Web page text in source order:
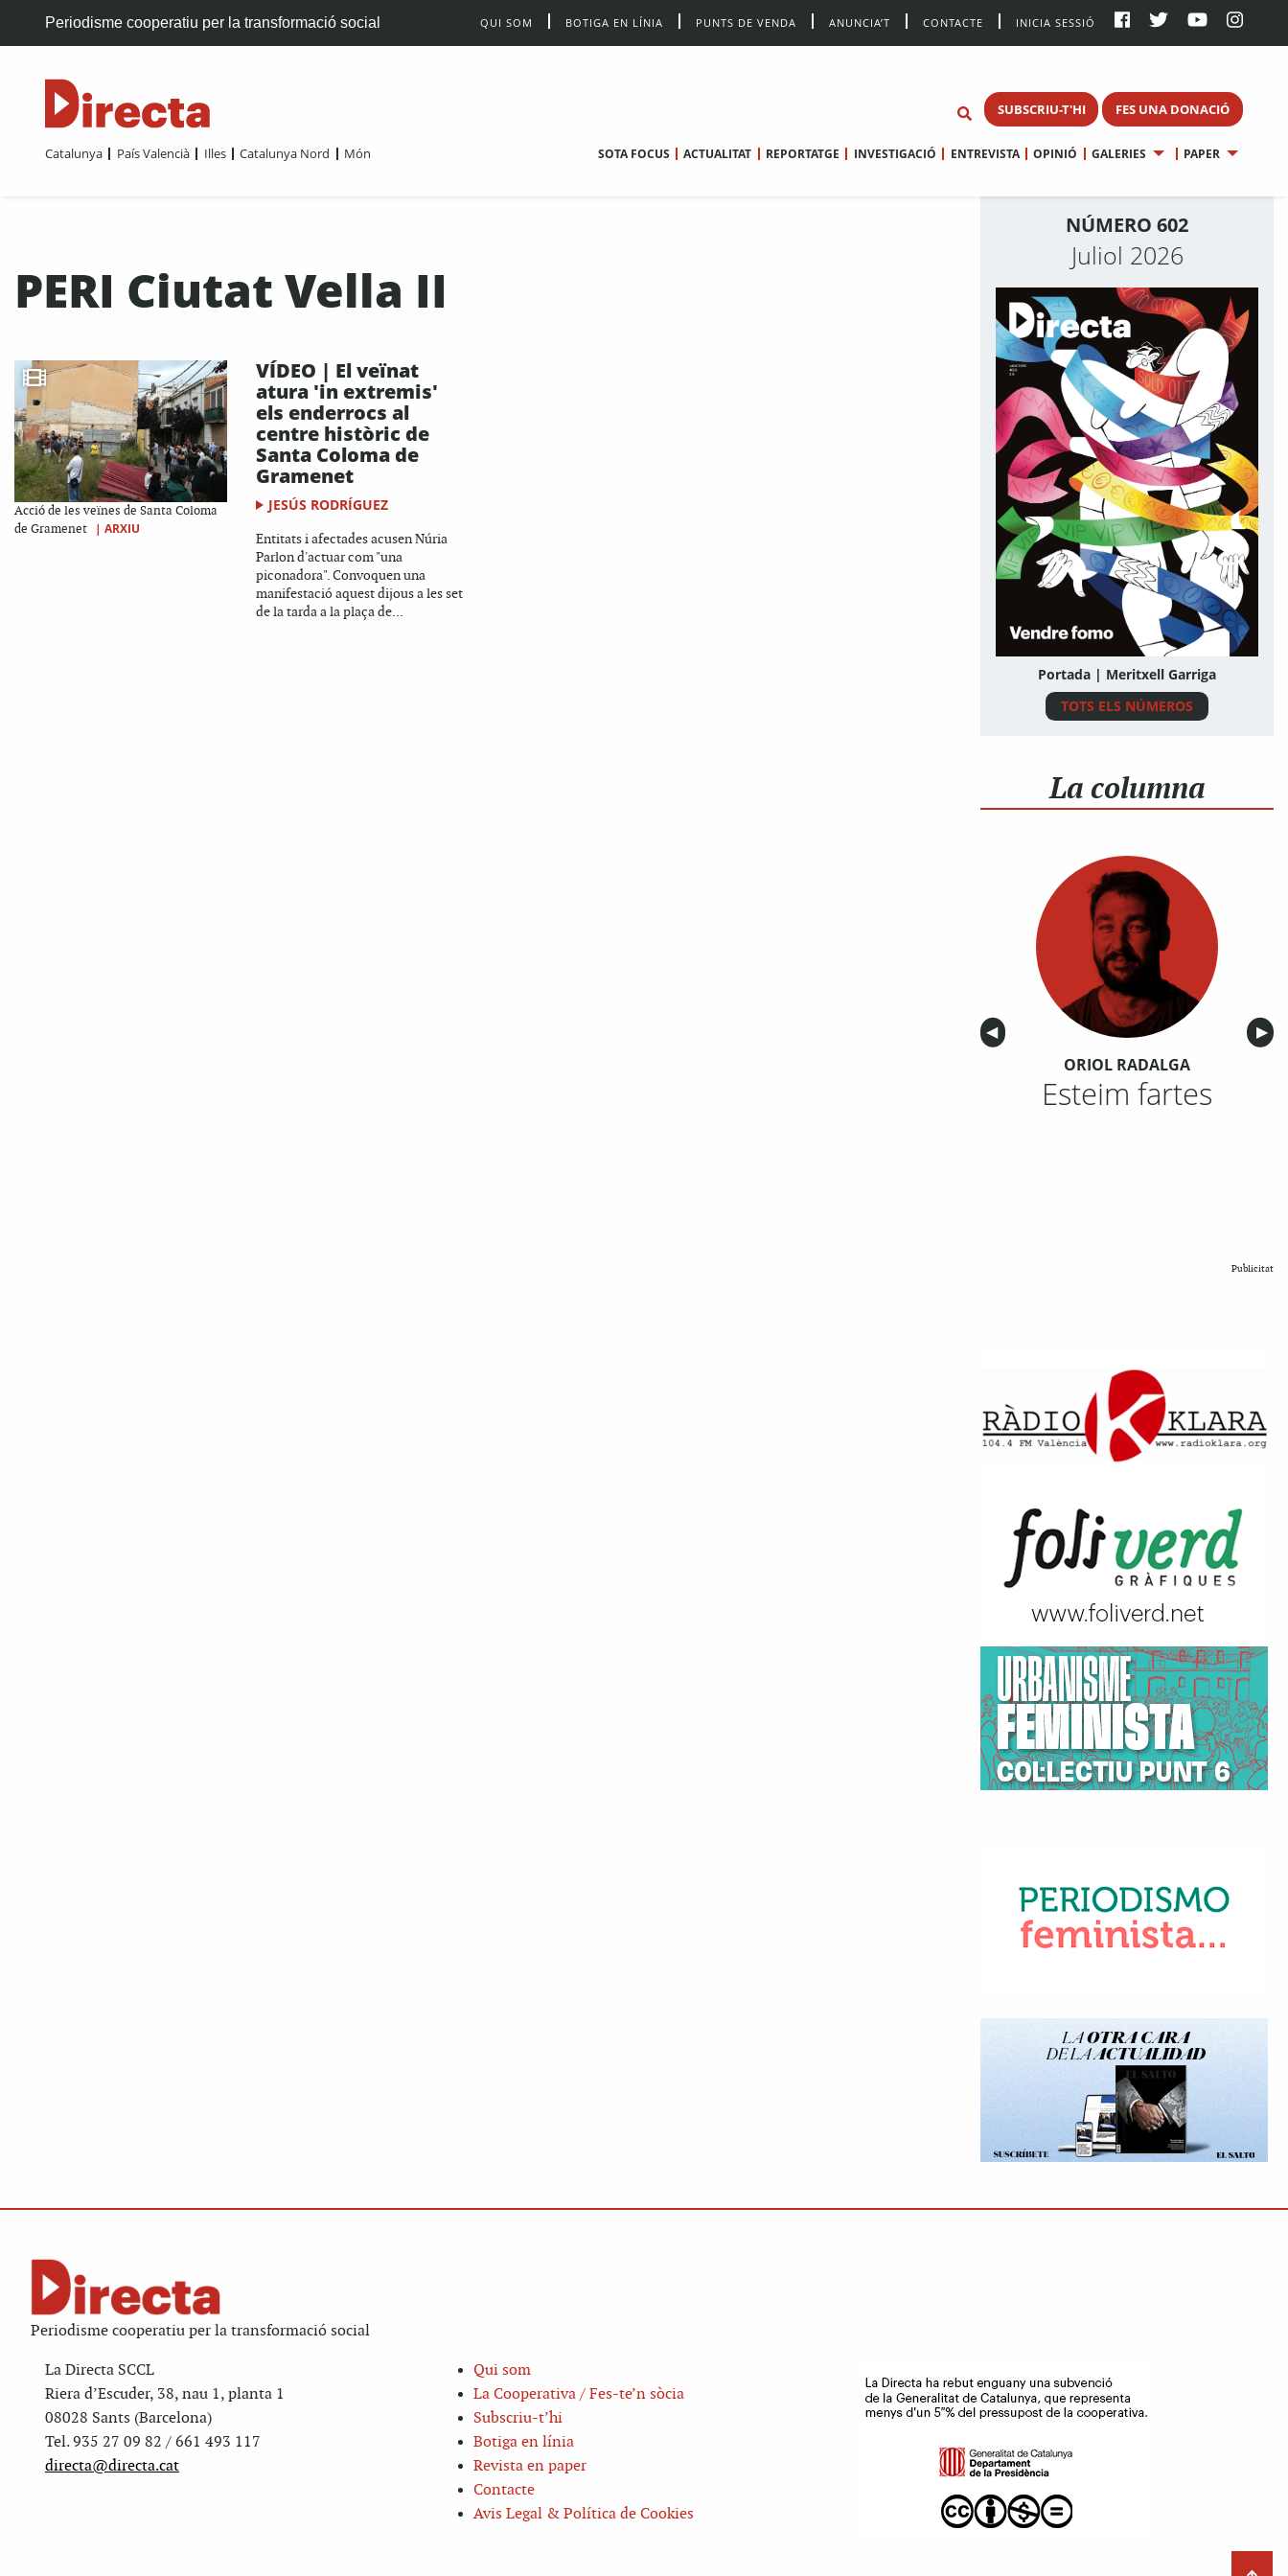
Periodisme cooperatiu per la transformació social QUI SOM BOTIGA EN LÍNIA PUNTS DE VENDA ANUNCIA’T CONTACTE INICIA SESSIÓ
SUBSCRIU-T'HI FES UNA DONACIÓ
Catalunya País Valencià Illes Catalunya Nord Món SOTA FOCUS ACTUALITAT REPORTATGE INVESTIGACIÓ ENTREVISTA OPINIÓ GALERIES PAPER
PERI Ciutat Vella II
Acció de les veïnes de Santa Coloma
de Gramenet
| ARXIU
VÍDEO | El veïnat
atura 'in extremis'
els enderrocs al
centre històric de
Santa Coloma de
Gramenet
JESÚS RODRÍGUEZ
Entitats i afectades acusen Núria
Parlon d'actuar com "una
piconadora". Convoquen una
manifestació aquest dijous a les set
de la tarda a la plaça de...
NÚMERO 602
Juliol 2026
Portada | Meritxell Garriga
TOTS ELS NÚMEROS
La columna
Anterior
◀︎ ▶︎
ORIOL RADALGA
Esteim fartes
Publicitat
Periodisme cooperatiu per la transformació social
La Directa SCCL
Riera d’Escuder, 38, nau 1, planta 1
08028 Sants (Barcelona)
Tel. 935 27 09 82 / 661 493 117
directa@directa.cat
Qui som
La Cooperativa / Fes-te’n sòcia
Subscriu-t’hi
Botiga en línia
Revista en paper
Contacte
Avis Legal & Política de Cookies